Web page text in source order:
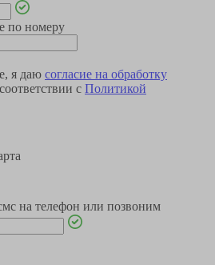
по номеру
я даю согласие на обработку
с Политикой
на телефон или позвоним